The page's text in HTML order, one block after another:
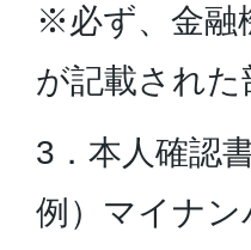
※必ず、金融
が記載され
3．本人確認
例）マイナ